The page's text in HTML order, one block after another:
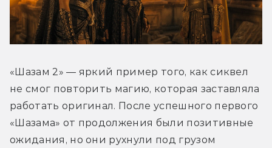
«Шазам 2» — яркий пример того, как сиквел
не смог повторить магию, которая заставляла
работать оригинал. После успешного первого
«Шазама» от продолжения были позитивные
ожидания, но они рухнули под грузом